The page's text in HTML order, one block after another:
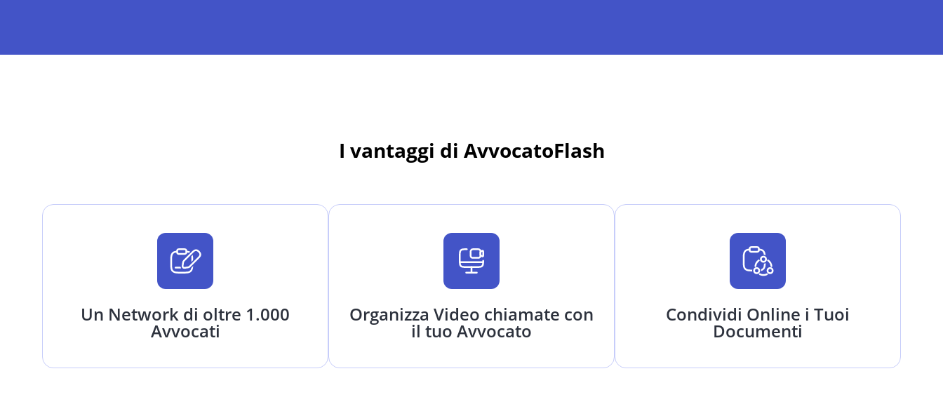
I vantaggi di AvvocatoFlash
Un Network di oltre 1.000
Avvocati
Organizza Video chiamate con
il tuo Avvocato
Condividi Online i Tuoi
Documenti